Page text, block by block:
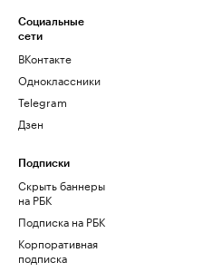
Социальные
сети
ВКонтакте
Одноклассники
Telegram
Дзен
Подписки
Скрыть баннеры
на РБК
Подписка на РБК
Корпоративная
подписка